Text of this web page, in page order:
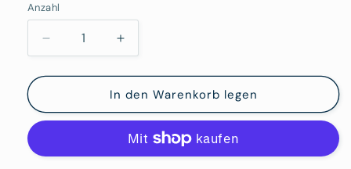
Anzahl
Verringere
die
Menge
Dietrich
306
Erhöhe
die
Menge
für
Dietrich
Klinge:
Kopf
306
In den Warenkorb legen